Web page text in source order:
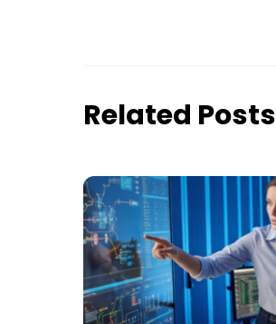
Related Posts